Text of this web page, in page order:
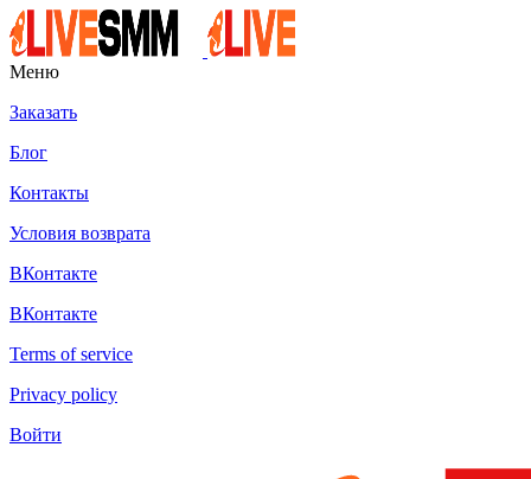
Меню
Заказать
Блог
Контакты
Условия возврата
ВКонтакте
ВКонтакте
Terms of service
Privacy policy
Войти